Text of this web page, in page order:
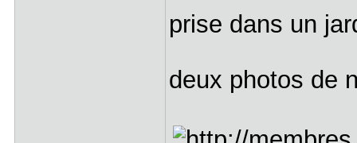
prise dans un
deux photos de